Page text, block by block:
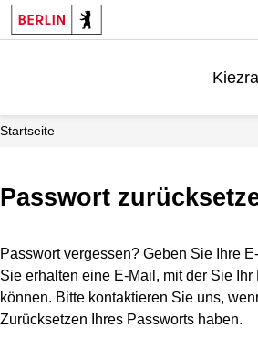
Startseite
Passwort
Passwort vergessen? Geben Sie Ihre
Sie erhalten eine E-Mail, mit der Sie
können. Bitte kontaktieren Sie uns,
Zurücksetzen Ihres Passworts haben.